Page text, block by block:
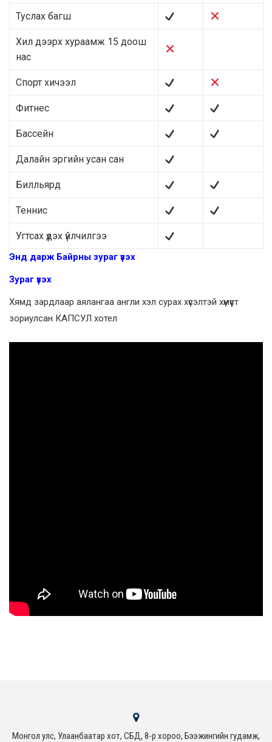
Туслах багш
Хил дээрх хураамж 15 доош
нас
Спорт хичээл
Фитнес
Бассейн
Далайн эргийн усан сан
Билльярд
Теннис
Угтсах үдэх үйлчилгээ
Энд дарж Байрны зураг үзэх
Зураг үзэх
Хямд зардлаар аялангаа англи хэл сурах хүсэлтэй хүмүүст
зориулсан КАПСУЛ хотел
Монгол улс, Улаанбаатар хот, СБД, 8-р хороо, Бээжингийн гудамж,